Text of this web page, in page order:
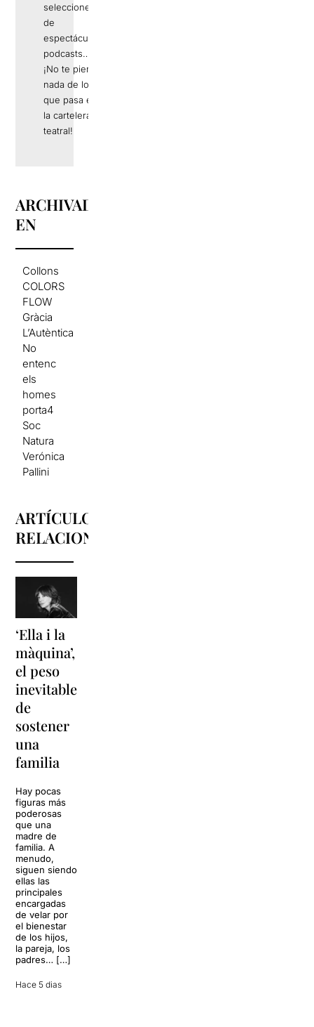
selecciones
de
espectáculos,
podcasts…
¡No te pierdas
nada de lo
que pasa en
la cartelera
teatral!
ARCHIVADO
EN
Collons
COLORS
FLOW
Gràcia
L’Autèntica
No
entenc
els
homes
porta4
Soc
Natura
Verónica
Pallini
ARTÍCULOS
RELACIONADOS
‘Ella i la
màquina’,
el peso
inevitable
de
sostener
una
familia
Hay pocas
figuras más
poderosas
que una
madre de
familia. A
menudo,
siguen siendo
ellas las
principales
encargadas
de velar por
el bienestar
de los hijos,
la pareja, los
padres… […]
Hace 5 dias